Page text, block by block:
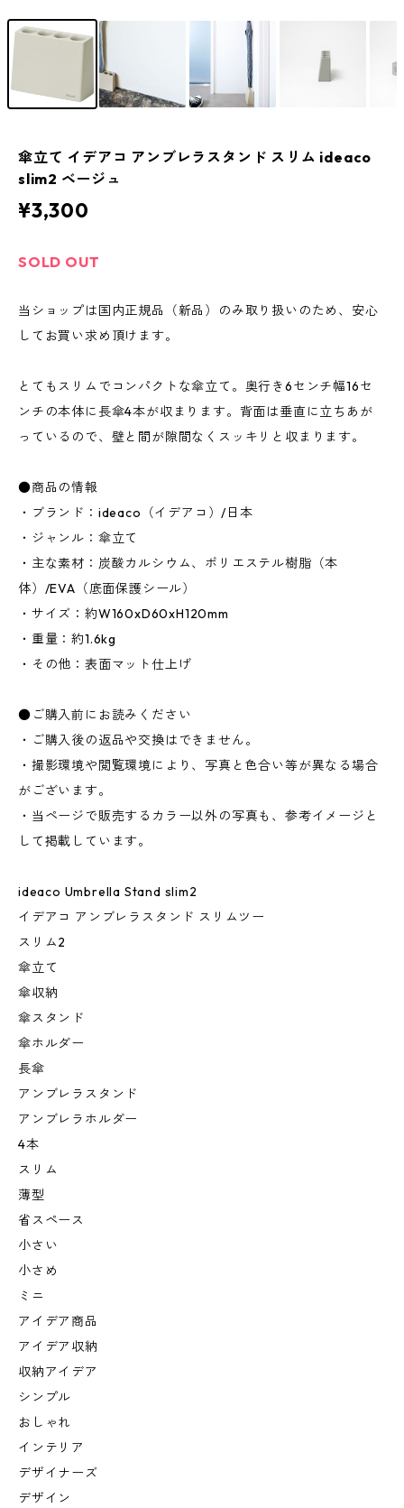
傘立て イデアコ アンブレラスタンド スリム ideaco
slim2 ベージュ
¥3,300
SOLD OUT
当ショップは国内正規品（新品）のみ取り扱いのため、安心
してお買い求め頂けます。
とてもスリムでコンパクトな傘立て。奥行き6センチ幅16セ
ンチの本体に長傘4本が収まります。背面は垂直に立ちあが
っているので、壁と間が隙間なくスッキリと収まります。
●商品の情報
・ブランド：ideaco（イデアコ）/日本
・ジャンル：傘立て
・主な素材：炭酸カルシウム、ポリエステル樹脂（本
体）/EVA（底面保護シール）
・サイズ：約W160xD60xH120mm
・重量：約1.6kg
・その他：表面マット仕上げ
●ご購入前にお読みください
・ご購入後の返品や交換はできません。
・撮影環境や閲覧環境により、写真と色合い等が異なる場合
がございます。
・当ページで販売するカラー以外の写真も、参考イメージと
して掲載しています。
ideaco Umbrella Stand slim2
イデアコ アンブレラスタンド スリムツー
スリム2
傘立て
傘収納
傘スタンド
傘ホルダー
長傘
アンブレラスタンド
アンブレラホルダー
4本
スリム
薄型
省スペース
小さい
小さめ
ミニ
アイデア商品
アイデア収納
収納アイデア
シンプル
おしゃれ
インテリア
デザイナーズ
デザイン